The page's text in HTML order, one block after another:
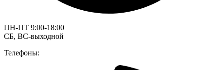
ПН-ПТ 9:00-18:00
СБ, ВС-выходной
Телефоны: